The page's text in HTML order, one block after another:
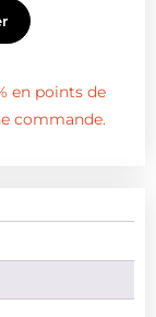
en points de
commande.